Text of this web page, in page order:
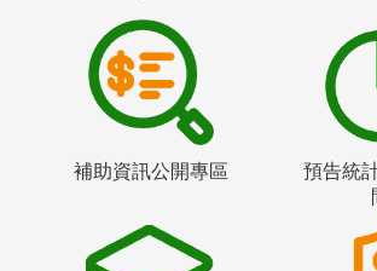
補助資訊公開專區
預告統